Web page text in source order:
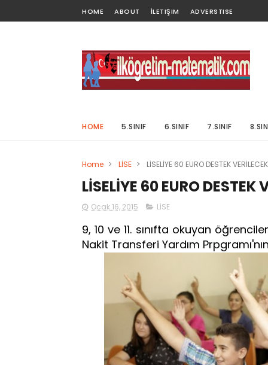
HOME ABOUT İLETIŞIM ADVERSTISE
HOME 5.SINIF 6.SINIF 7.SINIF
Home > LİSE > LİSELİYE 60 EURO DESTEK VERİLECEK
LİSELİYE 60 EURO DESTEK
Ocak 16, 2015 LİSE
9, 10 ve 11. sınıfta okuyan
Nakit Transferi Yardım